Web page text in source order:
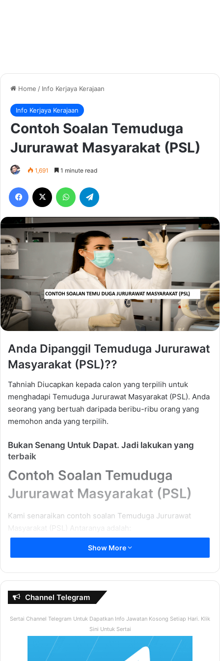
Home / Info Kerjaya Kerajaan
Info Kerjaya Kerajaan
Contoh Soalan Temuduga
Jururawat Masyarakat (PSL)
1,691 1 minute read
Facebook WhatsApp
Anda Dipanggil Temuduga Jururawat
Masyarakat (PSL)??
Tahniah Diucapkan kepada calon yang terpilih untuk
menghadapi Temuduga Jururawat Masyarakat (PSL). Anda
seorang yang bertuah daripada beribu-ribu orang yang
memohon anda yang terpilih.
Bukan Senang Untuk Dapat. Jadi lakukan yang
terbaik
Contoh Soalan Temuduga
Jururawat Masyarakat (PSL)
Kami senaraikan contoh soalan Temuduga Jururawat
Masyarakat (PSL) Antaranya adalah:
Perkenalkan diri dan latar belakang secara ringkas ?
Terangkan diskripsi tugas jawatan yang dimohon
anda ?
ini ?
Sekiranya anda dipilih untuk memegang jawatan ini,
apa yang anda boleh sumbangkan ?
Show More
Channel Telegram
Sertai Channel Telegram Untuk Dapatkan Info Jawatan Kosong Setiap Hari. Klik
Sini Untuk Sertai